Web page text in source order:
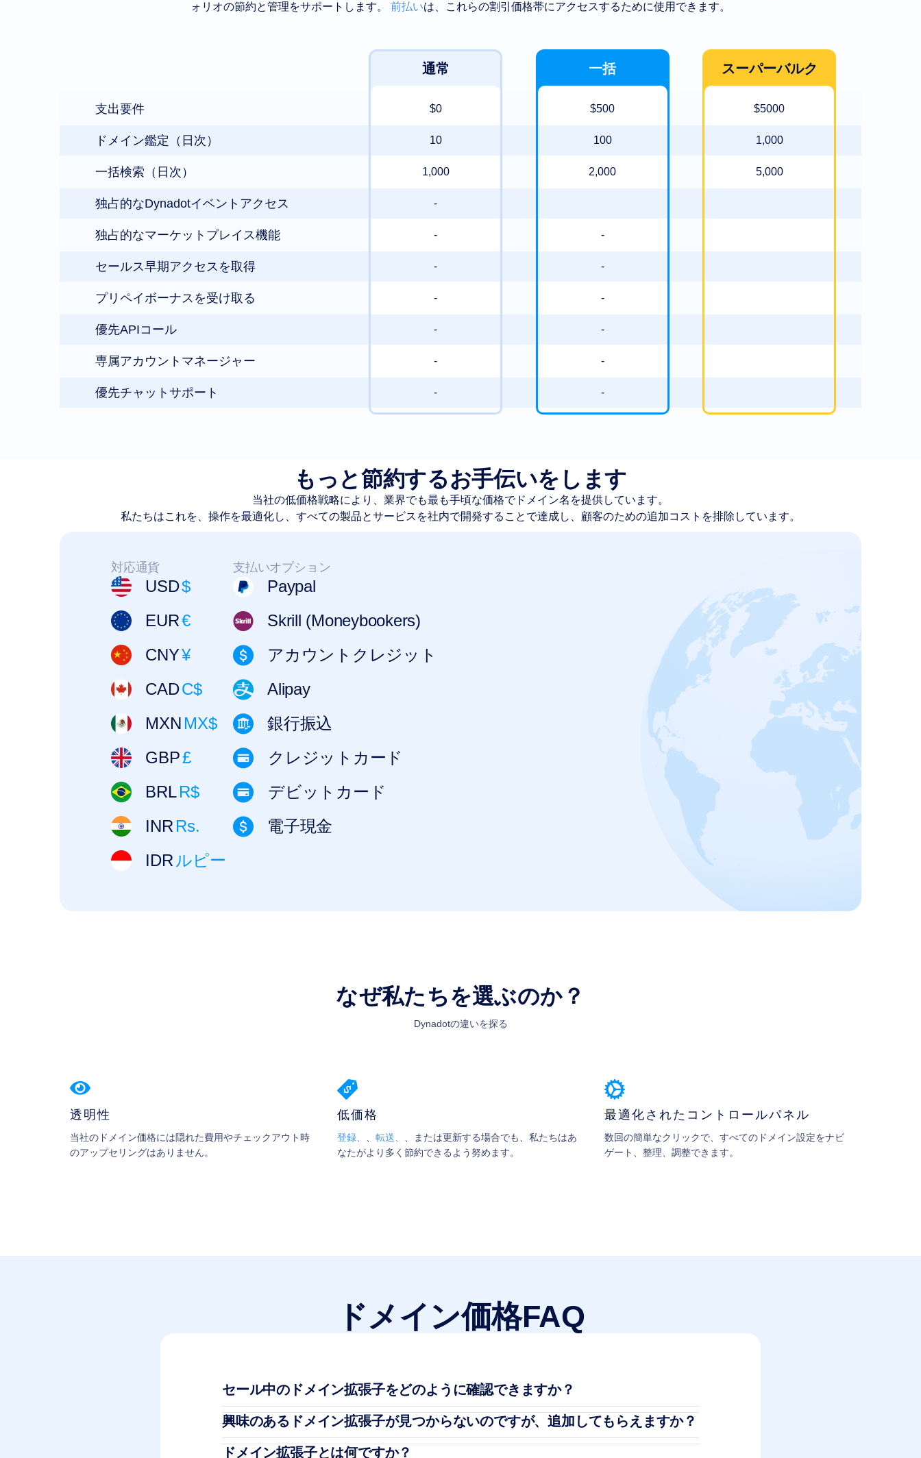
ォリオの節約と管理をサポートします。 前払いは、これらの割引価格帯にアクセスするために使用できます。
通常 一括 スーパーバルク
支出要件 $0 $500 $5000
ドメイン鑑定（日次） 10 100 1,000
一括検索（日次） 1,000 2,000 5,000
独占的なDynadotイベントアクセス -
独占的なマーケットプレイス機能 - -
セールス早期アクセスを取得 - -
プリペイボーナスを受け取る - -
優先APIコール - -
専属アカウントマネージャー - -
優先チャットサポート - -
もっと節約するお手伝いをします
当社の低価格戦略により、業界でも最も手頃な価格でドメイン名を提供しています。
私たちはこれを、操作を最適化し、すべての製品とサービスを社内で開発することで達成し、顧客のための追加コストを排除しています。
対応通貨
USD$
EUR€
CNY¥
CADC$
MXN MX$
GBP£
BRL R$
INR Rs.
IDR ルピー
支払いオプション
Paypal
Skrill (Moneybookers)
アカウントクレジット
Alipay
銀行振込
クレジットカード
デビットカード
電子現金
なぜ私たちを選ぶのか？
Dynadotの違いを探る
透明性
当社のドメイン価格には隠れた費用やチェックアウト時
のアップセリングはありません。
低価格
登録、 転送、
、または更新する場合でも、私たちはあ
なたがより多く節約できるよう努めます。
最適化されたコントロールパネル
数回の簡単なクリックで、すべてのドメイン設定をナビ
ゲート、整理、調整できます。
ドメイン価格FAQ
セール中のドメイン拡張子をどのように確認できますか？
興味のあるドメイン拡張子が見つからないのですが、追加してもらえますか？
ドメイン拡張子とは何ですか？